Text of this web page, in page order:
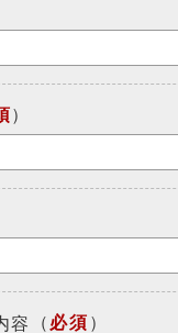
）
容 （ 必須 ）